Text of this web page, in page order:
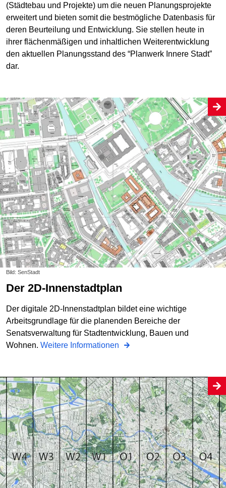
(Städtebau und Projekte) um die neuen Planungsprojekte
erweitert und bieten somit die bestmögliche Datenbasis für
deren Beurteilung und Entwicklung. Sie stellen heute in
ihrer flächenmäßigen und inhaltlichen Weiterentwicklung
den aktuellen Planungsstand des “Planwerk Innere Stadt”
dar.
Bild: SenStadt
Der 2D-Innenstadtplan
Der digitale 2D-Innenstadtplan bildet eine wichtige
Arbeitsgrundlage für die planenden Bereiche der
Senatsverwaltung für Stadtentwicklung, Bauen und
Wohnen. Weitere Informationen